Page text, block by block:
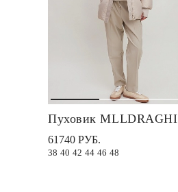
Пуховик MLLDRAGHI
61740 РУБ.
38 40 42 44 46 48